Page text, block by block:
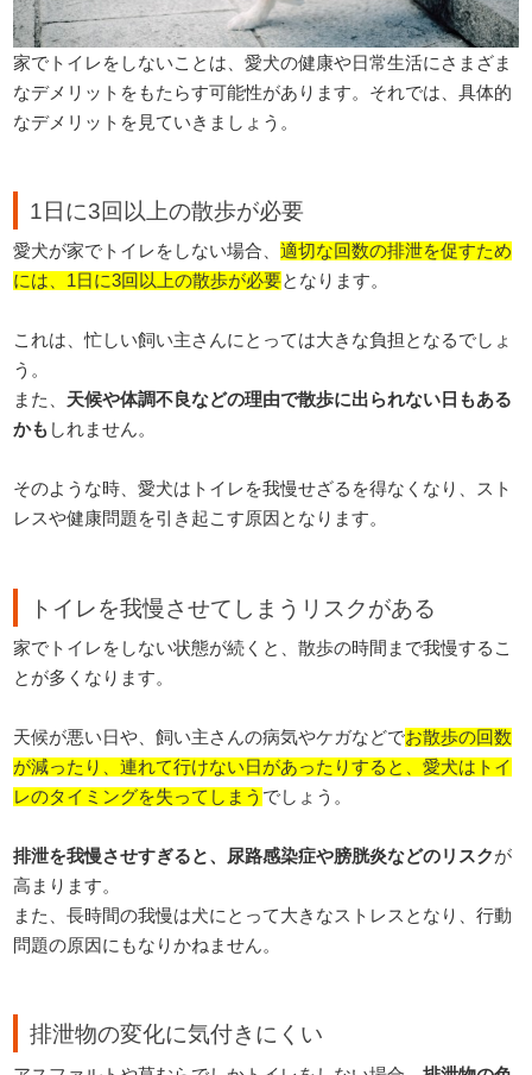
家でトイレをしないことは、愛犬の健康や日常生活にさまざま
なデメリットをもたらす可能性があります。それでは、具体的
なデメリットを見ていきましょう。
1日に3回以上の散歩が必要
愛犬が家でトイレをしない場合、適切な回数の排泄を促すため
には、1日に3回以上の散歩が必要となります。
これは、忙しい飼い主さんにとっては大きな負担となるでしょ
う。
また、 天候や体調不良などの理由で散歩に出られない日もある
かも しれません。
そのような時、愛犬はトイレを我慢せざるを得なくなり、スト
レスや健康問題を引き起こす原因となります。
トイレを我慢させてしまうリスクがある
家でトイレをしない状態が続くと、散歩の時間まで我慢するこ
とが多くなります。
天候が悪い日や、飼い主さんの病気やケガなどでお散歩の回数
が減ったり、連れて行けない日があったりすると、愛犬はトイ
レのタイミングを失ってしまう でしょう。
排泄を我慢させすぎると、尿路感染症や膀胱炎などのリスクが
高まります。
また、長時間の我慢は犬にとって大きなストレスとなり、行動
問題の原因にもなりかねません。
排泄物の変化に気付きにくい